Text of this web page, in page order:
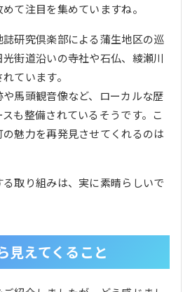
て注目を集めていますね。
研究倶楽部による蒲生地区の巡
街道沿いの寺社や石仏、綾瀬川
ています。
馬頭観音像など、ローカルな歴
も整備されているそうです。こ
魅力を再発見させてくれるのは
取り組みは、実に素晴らしいで
見えてくること